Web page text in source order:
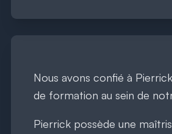
Nous avons confié à
de formation au sein de
Pierrick possède une